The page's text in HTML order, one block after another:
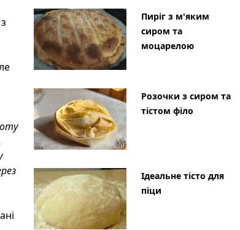
Пиріг з м'яким
сиром та
моцарелою
Розочки з сиром та
тістом філо
Ідеальне тісто для
піци